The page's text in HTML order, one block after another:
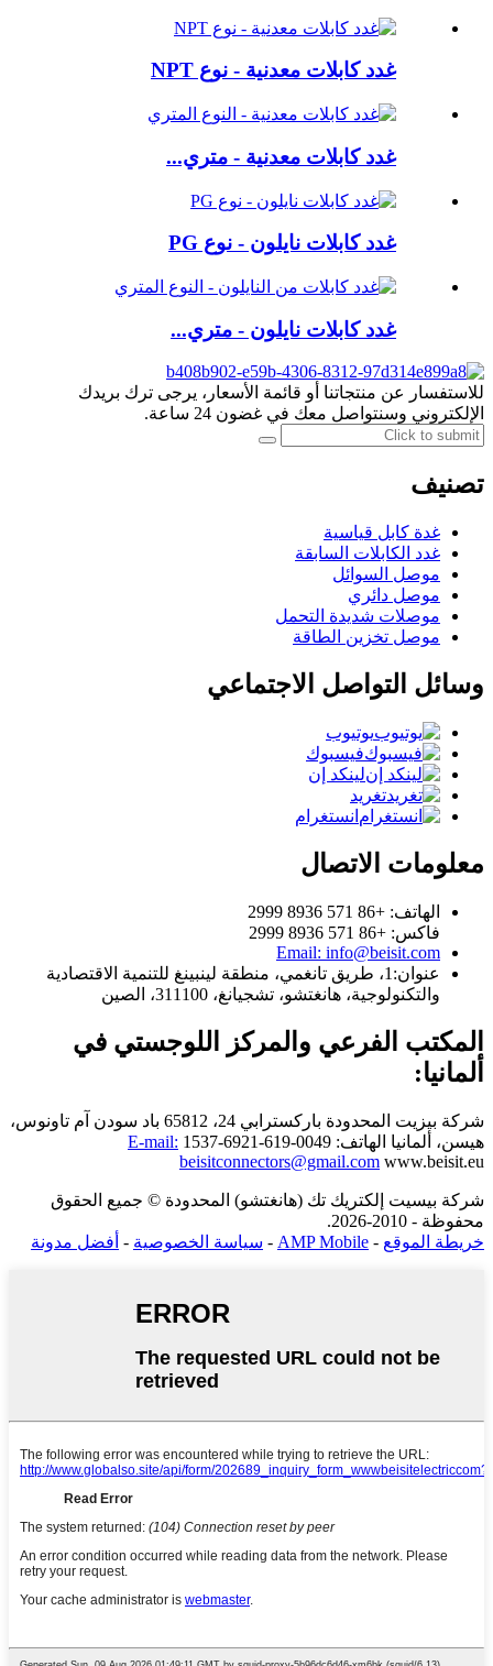
غدد كابلات معدنية - نوع NPT
غدد كابلات معدنية - متري...
غدد كابلات نايلون - نوع PG
غدد كابلات نايلون - متري...
للاستفسار عن منتجاتنا أو قائمة الأسعار، يرجى ترك بريدك
الإلكتروني وسنتواصل معك في غضون 24 ساعة.
تصنيف
غدة كابل قياسية
غدد الكابلات السابقة
موصل السوائل
موصل دائري
موصلات شديدة التحمل
موصل تخزين الطاقة
وسائل التواصل الاجتماعي
يوتيوب
فيسبوك
لينكد إن
تغريد
انستغرام
معلومات الاتصال
الهاتف: +86 571 8936 2999
فاكس: +86 571 8936 2999
Email: info@beisit.com
عنوان: 1، طريق تانغمي، منطقة لينبينغ للتنمية الاقتصادية
والتكنولوجية، هانغتشو، تشجيانغ، 311100، الصين
المكتب الفرعي والمركز اللوجستي في
ألمانيا:
شركة بيزيت المحدودة
باركسترابي 24، 65812 باد سودن آم تاونوس،
هيسن، ألمانيا الهاتف: 0049-619-6921-1537
E-mail:
beisitconnectors@gmail.com www.beisit.eu
شركة بيسيت إلكتريك تك (هانغتشو) المحدودة © جميع الحقوق
محفوظة - 2010-2026.
خريطة الموقع -
AMP Mobile
- سياسة الخصوصية - أفضل مدونة